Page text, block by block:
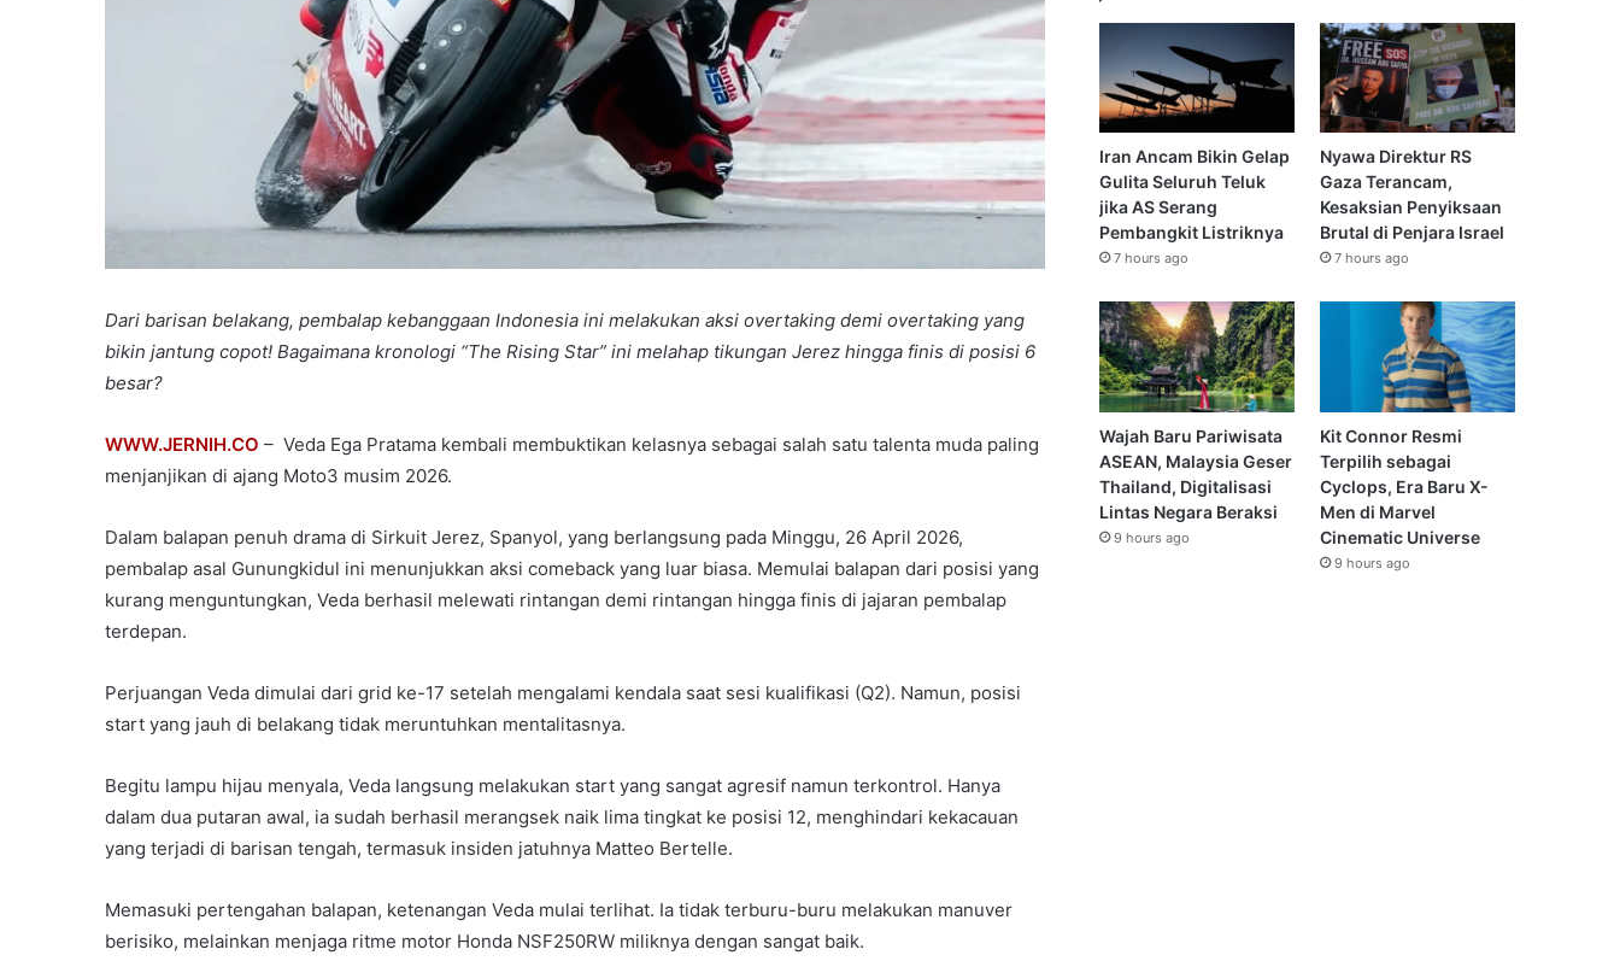
Dari barisan belakang, pembalap kebanggaan Indonesia ini melakukan aksi overtaking demi overtaking yang
bikin jantung copot! Bagaimana kronologi “The Rising Star” ini melahap tikungan Jerez hingga finis di posisi 6
besar?
WWW.JERNIH.CO – Veda Ega Pratama kembali membuktikan kelasnya sebagai salah satu talenta muda paling
menjanjikan di ajang Moto3 musim 2026.
Dalam balapan penuh drama di Sirkuit Jerez, Spanyol, yang berlangsung pada Minggu, 26 April 2026,
pembalap asal Gunungkidul ini menunjukkan aksi comeback yang luar biasa. Memulai balapan dari posisi yang
kurang menguntungkan, Veda berhasil melewati rintangan demi rintangan hingga finis di jajaran pembalap
terdepan.
Perjuangan Veda dimulai dari grid ke-17 setelah mengalami kendala saat sesi kualifikasi (Q2). Namun, posisi
start yang jauh di belakang tidak meruntuhkan mentalitasnya.
Begitu lampu hijau menyala, Veda langsung melakukan start yang sangat agresif namun terkontrol. Hanya
dalam dua putaran awal, ia sudah berhasil merangsek naik lima tingkat ke posisi 12, menghindari kekacauan
yang terjadi di barisan tengah, termasuk insiden jatuhnya Matteo Bertelle.
Memasuki pertengahan balapan, ketenangan Veda mulai terlihat. Ia tidak terburu-buru melakukan manuver
berisiko, melainkan menjaga ritme motor Honda NSF250RW miliknya dengan sangat baik.
Iran Ancam Bikin Gelap
Gulita Seluruh Teluk
jika AS Serang
Pembangkit Listriknya
7 hours ago
Nyawa Direktur RS
Gaza Terancam,
Kesaksian Penyiksaan
Brutal di Penjara Israel
7 hours ago
Wajah Baru Pariwisata
ASEAN, Malaysia Geser
Thailand, Digitalisasi
Lintas Negara Beraksi
9 hours ago
Kit Connor Resmi
Terpilih sebagai
Cyclops, Era Baru X-
Men di Marvel
Cinematic Universe
9 hours ago